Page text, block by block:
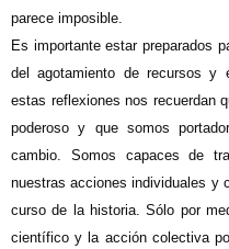
parece imposible.
Es importante estar preparados
del agotamiento de recursos y
estas reflexiones nos recuerdan
poderoso y que somos
cambio. Somos capaces de
nuestras acciones individuales y
curso de la historia. Sólo por
científico y la acción colectiva